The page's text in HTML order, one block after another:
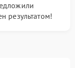
результатом!